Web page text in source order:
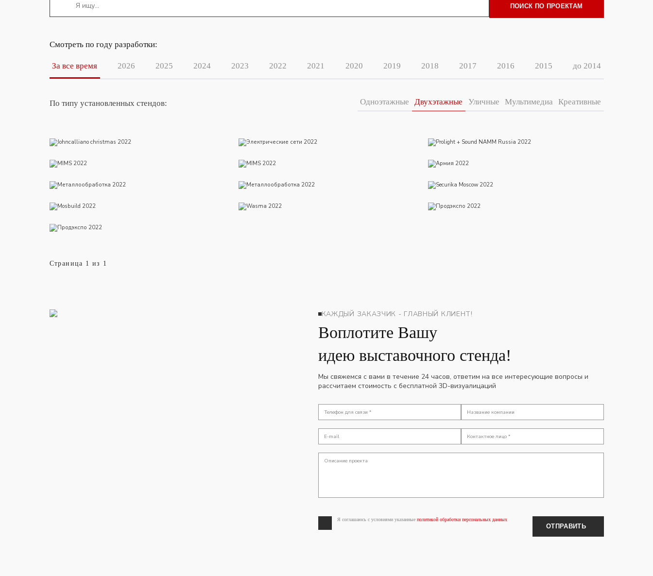
ПОИСК ПО ПРОЕКТАМ
Смотреть по году разработки:
За все время 2026 2025 2024 2023 2022 2021 2020 2019 2018 2017 2016 2015 до 2014
По типу установленных стендов: Одноэтажные Двухэтажные Уличные Мультимедиа Креативные
Страница 1 из 1
КАЖДЫЙ ЗАКАЗЧИК - ГЛАВНЫЙ КЛИЕНТ!
Воплотите Вашу
идею выставочного стенда!
Мы свяжемся с вами в течение 24 часов, ответим на все интересующие вопросы и
рассчитаем стоимость с бесплатной 3D-визуалицаций
Я соглашаюсь с условиями указанные политикой обработки персональных данных
ОТПРАВИТЬ